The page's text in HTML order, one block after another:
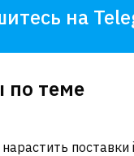
на
по теме